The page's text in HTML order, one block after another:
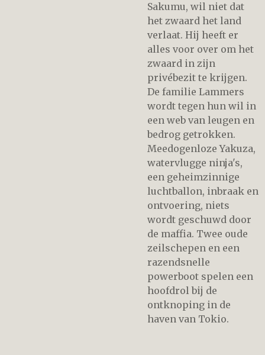
Sakumu, wil niet dat
het zwaard het land
verlaat. Hij heeft er
alles voor over om het
zwaard in zijn
privébezit te krijgen.
De familie Lammers
wordt tegen hun wil in
een web van leugen en
bedrog getrokken.
Meedogenloze Yakuza,
watervlugge ninja's,
een geheimzinnige
luchtballon, inbraak en
ontvoering, niets
wordt geschuwd door
de maffia. Twee oude
zeilschepen en een
razendsnelle
powerboot spelen een
hoofdrol bij de
ontknoping in de
haven van Tokio.